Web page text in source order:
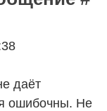
даёт
ошибочны. Не